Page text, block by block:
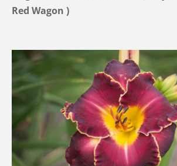
Red Wagon )